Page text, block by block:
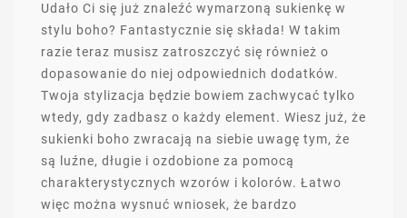
Udało Ci się już znaleźć wymarzoną sukienkę w
stylu boho? Fantastycznie się składa! W takim
razie teraz musisz zatroszczyć się również o
dopasowanie do niej odpowiednich dodatków.
Twoja stylizacja będzie bowiem zachwycać tylko
wtedy, gdy zadbasz o każdy element. Wiesz już, że
sukienki boho zwracają na siebie uwagę tym, że
są luźne, długie i ozdobione za pomocą
charakterystycznych wzorów i kolorów. Łatwo
więc można wysnuć wniosek, że bardzo